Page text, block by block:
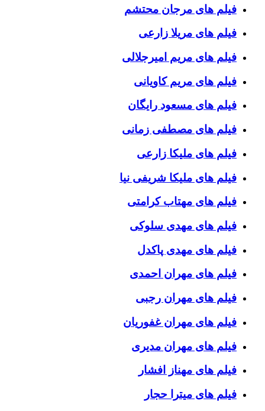
فیلم های مرجان محتشم
فیلم های مریلا زارعی
فیلم های مریم امیرجلالی
فیلم های مریم کاویانی
فیلم های مسعود رایگان
فیلم های مصطفی زمانی
فیلم های ملیکا زارعی
فیلم های ملیکا شریفی نیا
فیلم های مهتاب کرامتی
فیلم های مهدی سلوکی
فیلم های مهدی پاکدل
فیلم های مهران احمدی
فیلم های مهران رجبی
فیلم های مهران غفوریان
فیلم های مهران مدیری
فیلم های مهناز افشار
فیلم های میترا حجار